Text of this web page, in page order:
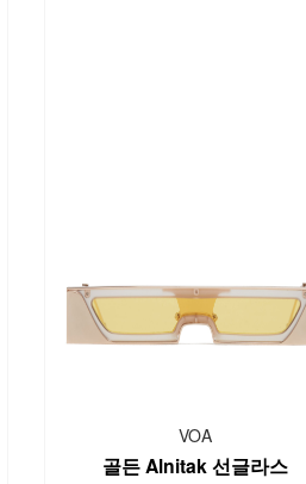
VOA
골든 Alnitak 선글라스